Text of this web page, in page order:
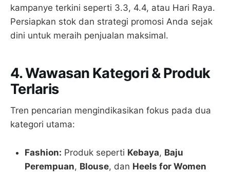
kampanye terkini seperti 3.3, 4.4, atau Hari Raya.
Persiapkan stok dan strategi promosi Anda sejak
dini untuk meraih penjualan maksimal.
4. Wawasan Kategori & Produk
Terlaris
Tren pencarian mengindikasikan fokus pada dua
kategori utama:
Fashion: Produk seperti Kebaya, Baju
Perempuan, Blouse, dan Heels for Women